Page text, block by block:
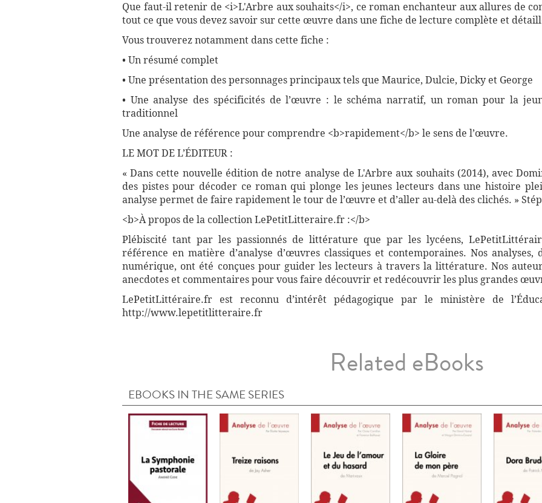
Que faut-il retenir de <i>L'Arbre aux souhaits</i>, ce roman enchanteur aux allures de
tout ce que vous devez savoir sur cette œuvre dans une fiche de lecture complète et
Vous trouverez notamment dans cette fiche :
• Un résumé complet
• Une présentation des personnages principaux tels que Maurice, Dulcie, Dicky et George
• Une analyse des spécificités de l’œuvre : le schéma narratif, un roman pour la
traditionnel
Une analyse de référence pour comprendre <b>rapidement</b> le sens de l’œuvre.
LE MOT DE L’ÉDITEUR :
« Dans cette nouvelle édition de notre analyse de L'Arbre aux souhaits (2014), avec
des pistes pour décoder ce roman qui plonge les jeunes lecteurs dans une histoire
analyse permet de faire rapidement le tour de l’œuvre et d’aller au-delà des clichés. »
<b>À propos de la collection LePetitLitteraire.fr :</b>
Plébiscité tant par les passionnés de littérature que par les lycéens,
référence en matière d’analyse d’œuvres classiques et contemporaines. Nos
numérique, ont été conçues pour guider les lecteurs à travers la littérature. Nos
anecdotes et commentaires pour vous faire découvrir et redécouvrir les plus grandes
LePetitLittéraire.fr est reconnu d’intérêt pédagogique par le ministère de
http://www.lepetitlitteraire.fr
Related eBooks
EBOOKS IN THE SAME SERIES